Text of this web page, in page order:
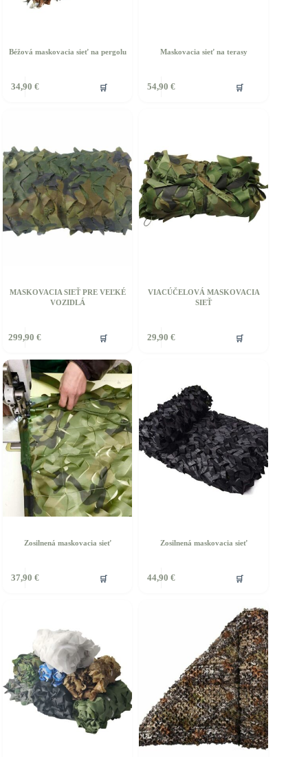
Béžová maskovacia sieť na pergolu
34,90 € 🛒
Maskovacia sieť na terasy
54,90 € 🛒
produkt
si
môžete
vybrať
na
stránke
produktu.
MASKOVACIA SIEŤ PRE VEĽKÉ
VOZIDLÁ
299,90€ 🛒
VIACÚČELOVÁ MASKOVACIA
SIEŤ
29,90 € 🛒
Zosilnená maskovacia sieť
37,90 € 🛒
Zosilnená maskovacia sieť
44,90 € 🛒